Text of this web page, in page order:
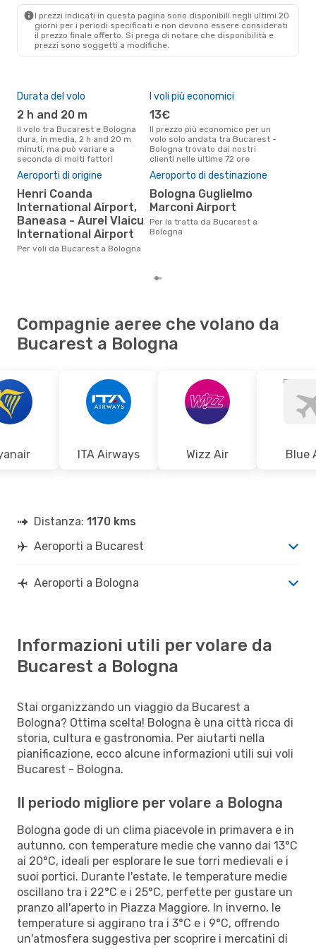
I prezzi indicati in questa pagina sono disponibili negli ultimi 20
giorni per i periodi specificati e non devono essere considerati
il ​​prezzo finale offerto. Si prega di notare che disponibilità e
prezzi sono soggetti a modifiche.
Durata del volo
2 h and 20 m
Il volo tra Bucarest e Bologna
dura, in media, 2 h and 20 m
minuti, ma può variare a
seconda di molti fattori
I voli più economici
13€
Il prezzo più economico per un
volo solo andata tra Bucarest -
Bologna trovato dai nostri
clienti nelle ultime 72 ore
Aeroporti di origine
Henri Coanda
International Airport,
Baneasa - Aurel Vlaicu
International Airport
Per voli da Bucarest a Bologna
Aeroporto di destinazione
Bologna Guglielmo
Marconi Airport
Per la tratta da Bucarest a
Bologna
Compagnie aeree che volano da
Bucarest a Bologna
ITA Airways Wizz Air Blue
Distanza: 1170 kms
Aeroporti a Bucarest
Aeroporti a Bologna
Informazioni utili per volare da
Bucarest a Bologna
Stai organizzando un viaggio da Bucarest a
Bologna? Ottima scelta! Bologna è una città ricca di
storia, cultura e gastronomia. Per aiutarti nella
pianificazione, ecco alcune informazioni utili sui voli
Bucarest - Bologna.
Il periodo migliore per volare a Bologna
Bologna gode di un clima piacevole in primavera e in
autunno, con temperature medie che vanno dai 13°C
ai 20°C, ideali per esplorare le sue torri medievali e i
suoi portici. Durante l'estate, le temperature medie
oscillano tra i 22°C e i 25°C, perfette per gustare un
pranzo all'aperto in Piazza Maggiore. In inverno, le
temperature si aggirano tra i 3°C e i 9°C, offrendo
un'atmosfera suggestiva per scoprire i mercatini di